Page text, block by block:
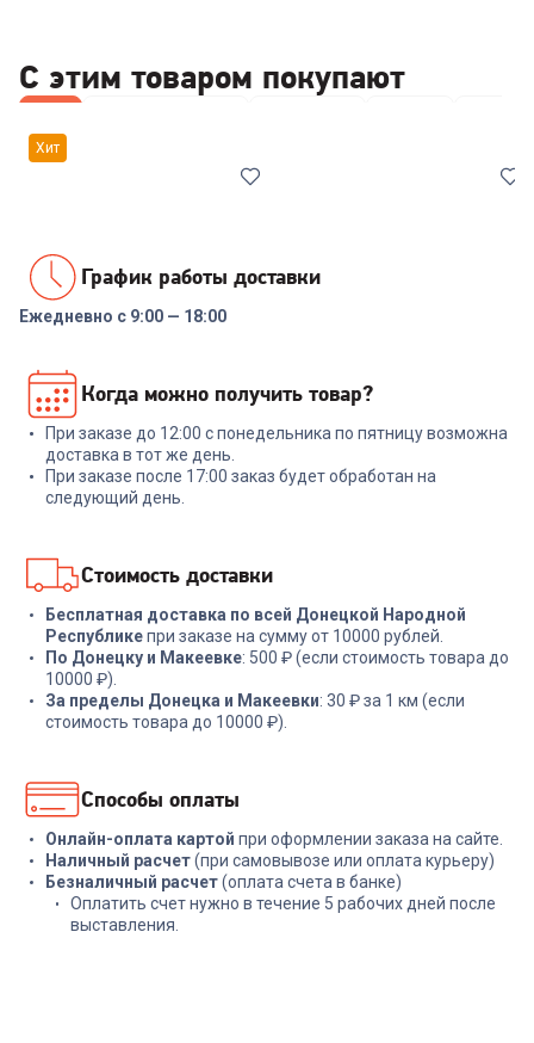
С этим товаром покупают
Хит
Набор посуды RONDELL RDS-
1291 Prime 8 пред.
+ 569 бонусов
18 999₽
Алтай 1602-07-10 2л.
2 099₽
График работы доставки
Ежедневно с 9:00 — 18:00
Когда можно получить товар?
При заказе до 12:00 с понедельника по пятницу возможна
доставка в тот же день.
При заказе после 17:00 заказ будет обработан на
следующий день.
Стоимость доставки
Бесплатная доставка по всей Донецкой Народной
Республикепри заказе на сумму от 10000 рублей.
По Донецку и Макеевке: 500 ₽ (если стоимость товара до
10000 ₽).
За пределы Донецка и Макеевки: 30 ₽ за 1 км (если
стоимость товара до 10000 ₽).
Способы оплаты
Онлайн-оплата картой при оформлении заказа на сайте.
Наличный расчет(при самовывозе или оплата курьеру)
Безналичный расчет(оплата счета в банке)
Оплатить счет нужно в течение 5 рабочих дней после
выставления.